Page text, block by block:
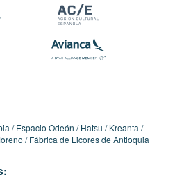
Espacio Odeón Hatsu
Kreanta
Fábrica de Licores de Antioquia